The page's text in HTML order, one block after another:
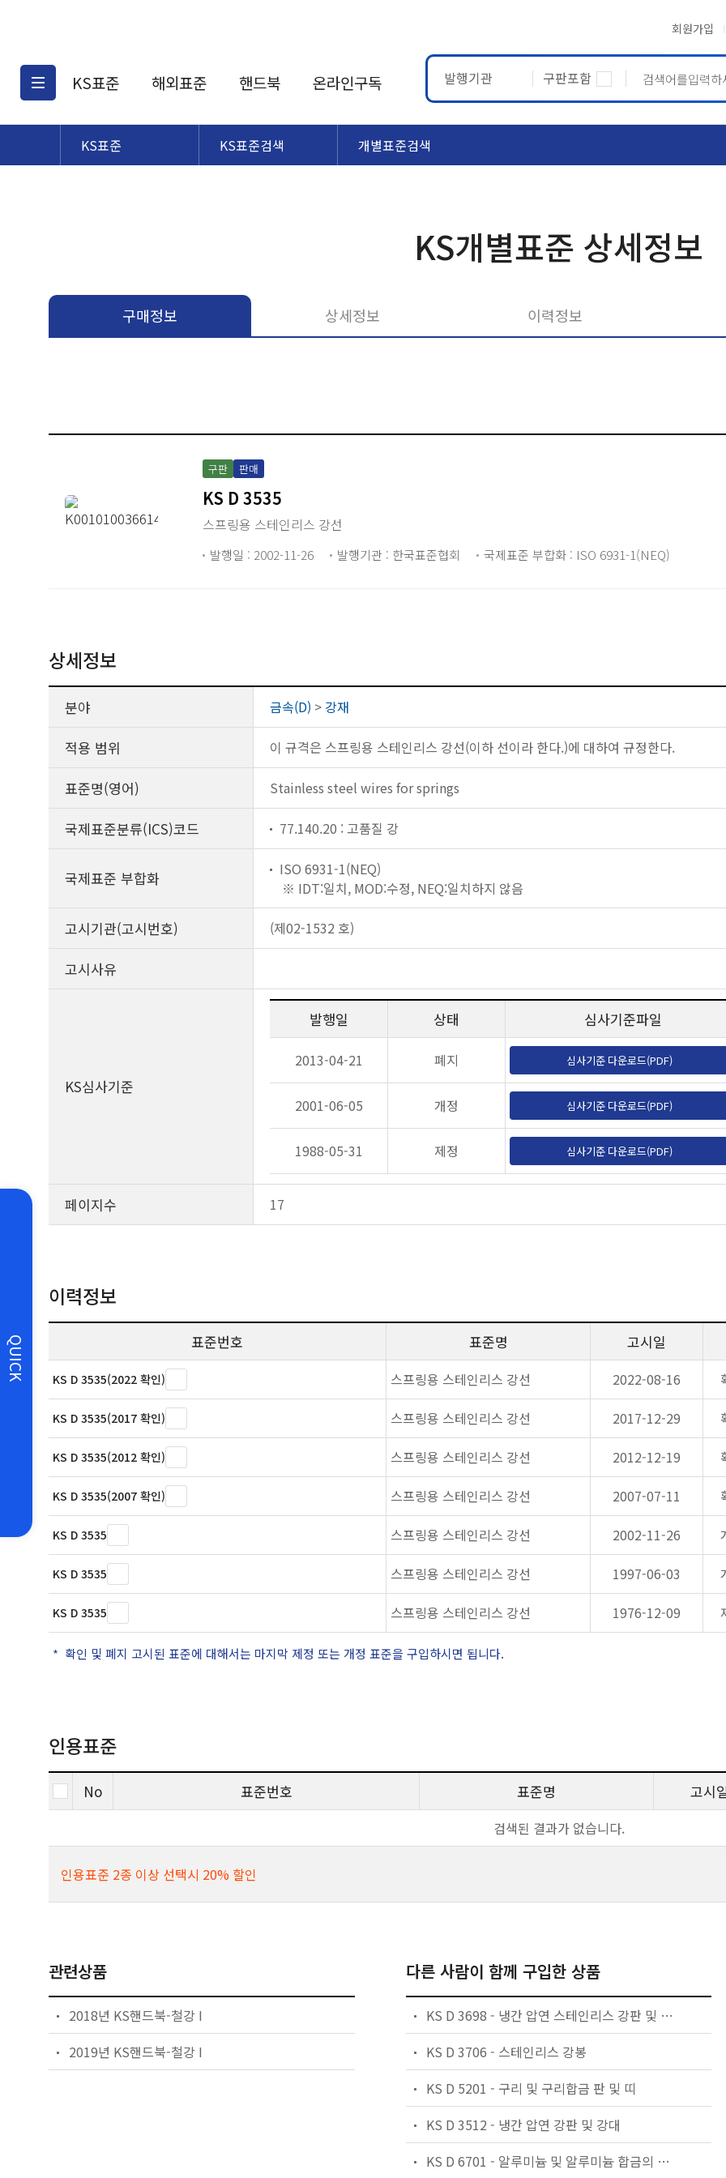
회원가입
KS표준
KS표준검색
해외표준
해외표준검색
핸드북 온라인구독 발행기관 구판포함
QUICK
KS표준 KS표준검색 개별표준검색
KS개별표준 상세정보
구매정보 상세정보 이력정보
구판 판매
KS D 3535
스프링용 스테인리스 강선
발행일 : 2002-11-26 발행기관 : 한국표준협회 국제표준 부합화 : ISO 6931-1(NEQ)
상세정보
분야 금속(D) > 강재
적용 범위 이 규격은 스프링용 스테인리스 강선(이하 선이라 한다.)에 대하여 규정한다.
표준명(영어) Stainless steel wires for springs
국제표준분류(ICS)코드 77.140.20 : 고품질 강
국제표준 부합화
ISO 6931-1(NEQ)
※ IDT:일치, MOD:수정, NEQ:일치하지 않음
고시기관(고시번호) (제02-1532 호)
고시사유
KS심사기준
발행일 상태 심사기준파일
2013-04-21 폐지 심사기준 다운로드(PDF)
2001-06-05 개정 심사기준 다운로드(PDF)
1988-05-31 제정 심사기준 다운로드(PDF)
페이지수 17
이력정보
표준번호 표준명 고시일
KS D 3535(2022 확인) 스프링용 스테인리스 강선 2022-08-16
KS D 3535(2017 확인) 스프링용 스테인리스 강선 2017-12-29
KS D 3535(2012 확인) 스프링용 스테인리스 강선 2012-12-19
KS D 3535(2007 확인) 스프링용 스테인리스 강선 2007-07-11
KS D 3535 스프링용 스테인리스 강선 2002-11-26
KS D 3535 스프링용 스테인리스 강선 1997-06-03
KS D 3535 스프링용 스테인리스 강선 1976-12-09
확인 및 폐지 고시된 표준에 대해서는 마지막 제정 또는 개정 표준을 구입하시면 됩니다.
인용표준
No 표준번호 표준명 고시
검색된 결과가 없습니다.
인용표준 2종 이상 선택시 20% 할인
관련상품
2018년 KS핸드북-철강 I
2019년 KS핸드북-철강 I
다른 사람이 함께 구입한 상품
KS D 3698 - 냉간 압연 스테인리스 강판 및 강대
KS D 3706 - 스테인리스 강봉
KS D 5201 - 구리 및 구리합금 판 및 띠
KS D 3512 - 냉간 압연 강판 및 강대
KS D 6701 - 알루미늄 및 알루미늄 합금의 판 및 띠